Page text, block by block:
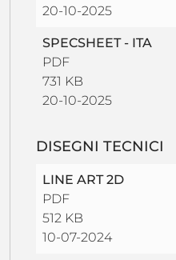
20-10-2025
SPECSHEET - ITA
PDF
731 KB
20-10-2025
DISEGNI TECNICI
LINE ART 2D
PDF
512 KB
10-07-2024